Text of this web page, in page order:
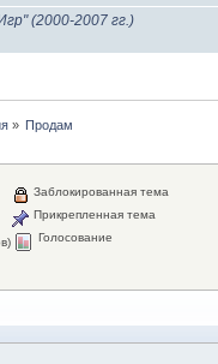
(2000-2007 гг.)
» Продам
Заблокированная тема
Прикрепленная тема
Голосование